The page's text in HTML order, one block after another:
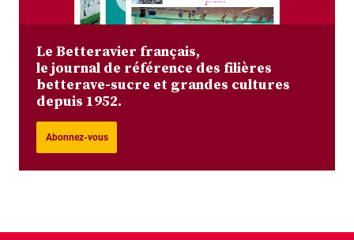
Le Betteravier français,
le journal de référence des filières
betterave-sucre et grandes cultures
depuis 1952.
Abonnez-vous